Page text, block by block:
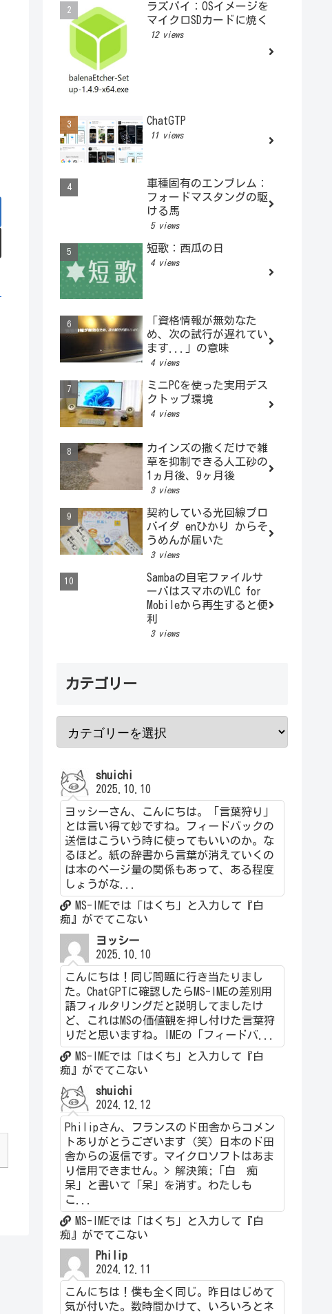
ラズパイ：OSイメージを
マイクロSDカードに焼く
12 views
ChatGTP
11 views
車種固有のエンブレム：
フォードマスタングの駆
ける馬
5 views
短歌：西瓜の日
4 views
「資格情報が無効なた
め、次の試行が遅れてい
ます...」の意味
4 views
ミニPCを使った実用デス
クトップ環境
4 views
カインズの撒くだけで雑
草を抑制できる人工砂の
1ヵ月後、9ヶ月後
3 views
契約している光回線プロ
バイダ enひかり からそ
うめんが届いた
3 views
Sambaの自宅ファイルサ
ーバはスマホのVLC for
Mobileから再生すると便
利
3 views
カテゴリー
shuichi
2025.10.10
ヨッシーさん、こんにちは。「言葉狩り」
とは言い得て妙ですね。フィードバックの
送信はこういう時に使ってもいいのか。な
るほど。紙の辞書から言葉が消えていくの
は本のページ量の関係もあって、ある程度
しょうがな...
MS-IMEでは「はくち」と入力して『白
痴』がでてこない
ヨッシー
2025.10.10
こんにちは！同じ問題に行き当たりまし
た。ChatGPTに確認したらMS-IMEの差別用
語フィルタリングだと説明してましたけ
ど、これはMSの価値観を押し付けた言葉狩
りだと思いますね。IMEの「フィードバ...
MS-IMEでは「はくち」と入力して『白
痴』がでてこない
shuichi
2024.12.12
Philipさん、フランスのド田舎からコメン
トありがとうございます（笑）日本のド田
舎からの返信です。マイクロソフトはあま
り信用できません。> 解決策;「白 痴
呆」と書いて「呆」を消す。わたしも
こ...
MS-IMEでは「はくち」と入力して『白
痴』がでてこない
Philip
2024.12.11
こんにちは！僕も全く同じ。昨日はじめて
気が付いた。数時間かけて、いろいろとネ